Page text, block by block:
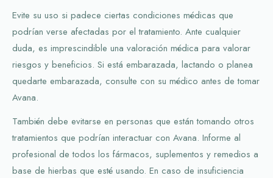
Evite su uso si padece ciertas condiciones médicas que
podrían verse afectadas por el tratamiento. Ante cualquier
duda, es imprescindible una valoración médica para valorar
riesgos y beneficios. Si está embarazada, lactando o planea
quedarte embarazada, consulte con su médico antes de tomar
Avana.
También debe evitarse en personas que están tomando otros
tratamientos que podrían interactuar con Avana. Informe al
profesional de todos los fármacos, suplementos y remedios a
base de hierbas que esté usando. En caso de insuficiencia